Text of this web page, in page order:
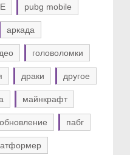
pubg mobile
аркада
головоломки
драки другое
майнкрафт
обновление пабг